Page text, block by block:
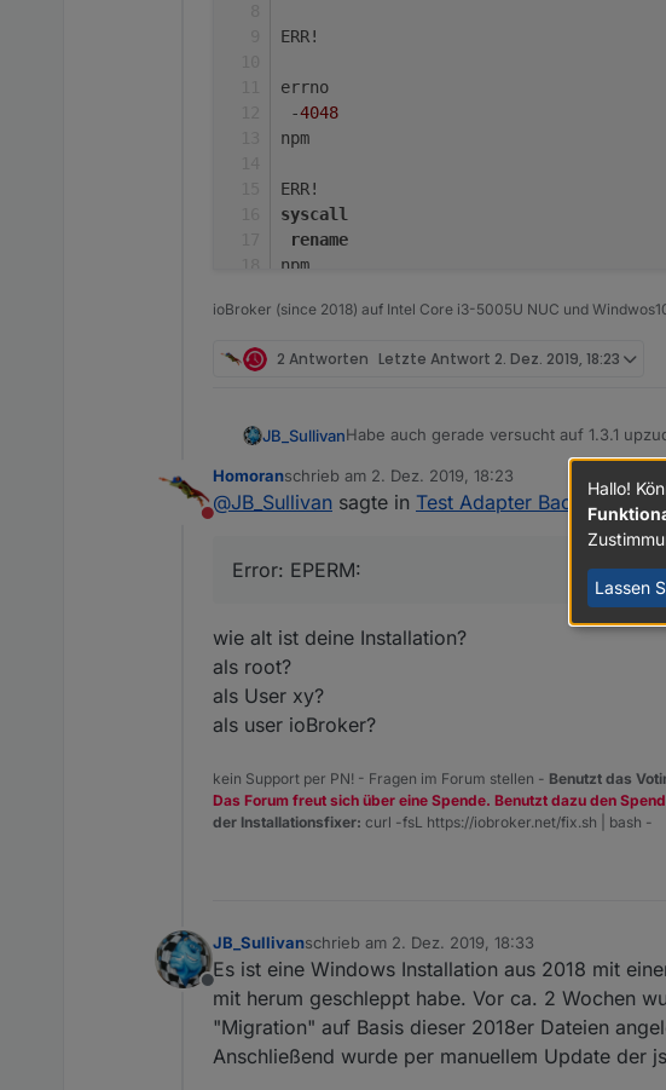
ERR!
errno
-4048
npm
ERR!
syscall
rename
npm
Error: EPERM: operation not permitted,
ERR!
   cause:
    { Error: EPERM: operation
not
      errno: -
4048 ,
npm
ERR!      code:
ERR!
syscall: 'rename',
'C:\\IoB
npm
ERR!
      dest:npm
ioBroker (since 2018) auf Intel Core i3-5005U NUC und
2 Antworten Letzte Antwort 2. Dez. 2019, 18:23
JB_SullivanHabe auch gerade versucht auf 1.3.1
$ ./iobroker upgrade backitup
Update backitup from @1.3.0 to
host.iobroker(ioBroker) Adapter
npm install
ERR! path C:\IoB
-4048
ERR!
syscall
npm
ERR!
{ [Error: EPERM: operation not
ERR!
Nicht stören
Homoranschrieb am 2. Dez. 2019, 18:23
zuletzt editiert von
@JB_Sullivan sagte in Test Adapter Backitup
Error: EPERM:
wie alt ist deine Installation?
als root?
als User xy?
als user ioBroker?
kein Support per PN! - Fragen im Forum stellen - Benutzt das
Das Forum freut sich über eine Spende. Benutzt dazu den
der Installationsfixer: curl -fsL https://iobroker.net/fix.sh | bash -
Offline
JB_Sullivanschrieb am 2. Dez. 2019, 18:33
zuletzt editiert von
Es ist eine Windows Installation aus 2018 mit
mit herum geschleppt habe. Vor ca. 2 Wochen
"Migration" auf Basis dieser 2018er Dateien
Anschließend wurde per manuellem Update der
Hallo!
Lassen